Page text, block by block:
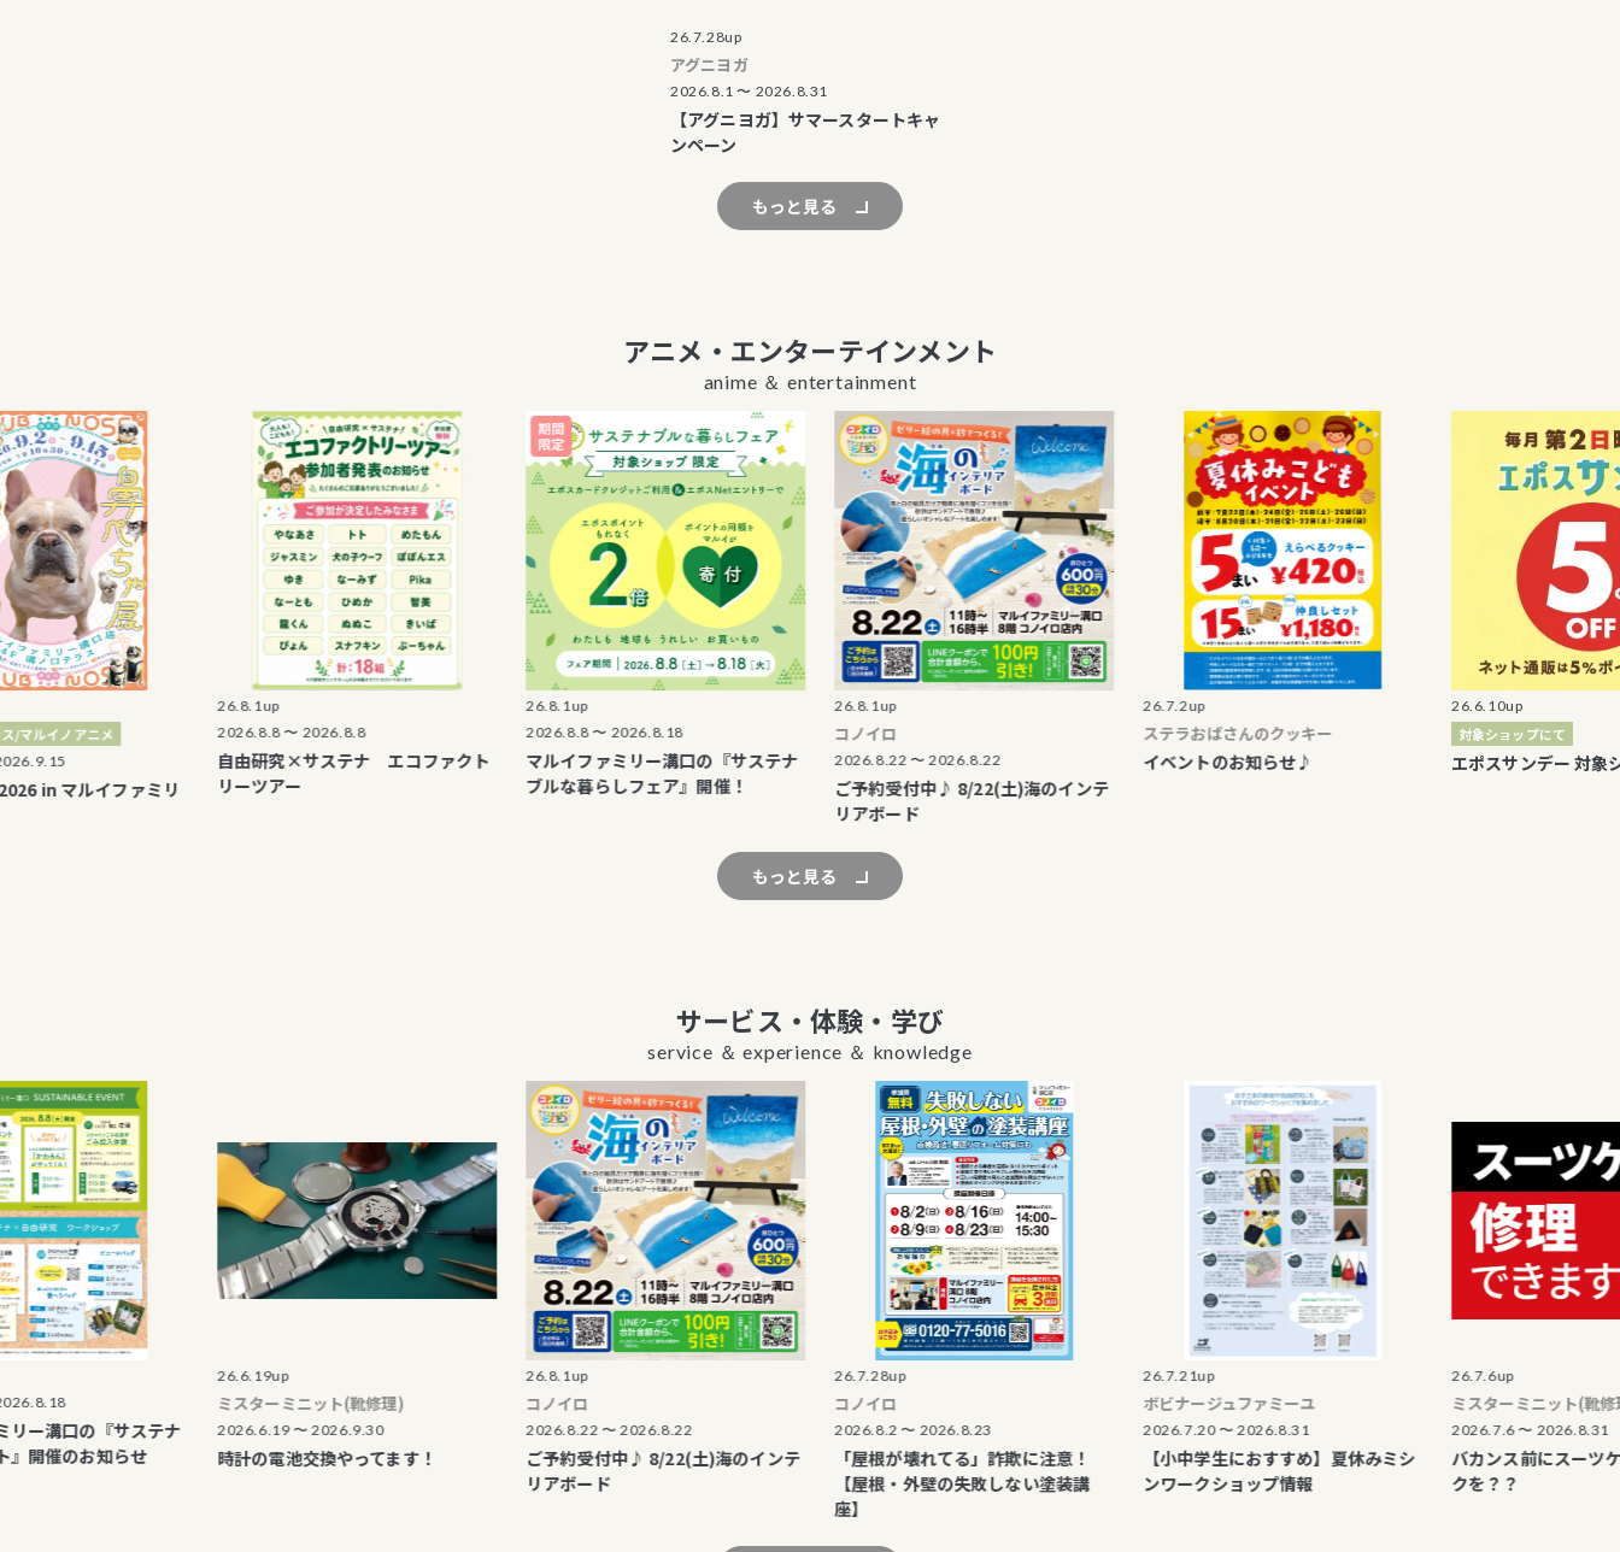
26.7.28up
アグニヨガ
2026.8.1 〜 2026.8.31
【アグニヨガ】サマースタートキャ
ンペーン
もっと見る
アニメ・エンターテインメント
anime ＆ entertainment
アニメ
ルイファミリ
2026.8.8 〜 2026.8.8
自由研究×サステナ エコファクト
リーツアー
2026.8.8 〜 2026.8.18
マルイファミリー溝口の『サステナ
ブルな暮らしフェア』開催！
2026.8.22 〜 2026.8.22
ご予約受付中♪ 8/22(土)海のインテ
リアボード
ステラおばさんのクッキー
イベントのお知らせ♪
26.6.10up
対象ショップにて
エポスサンデー 対象ショップ
もっと見る
サービス・体験・学び
service ＆ experience ＆ knowledge
の『サステナ
お知らせ
26.6.19up
ミスターミニット(靴修理)
2026.6.19 〜 2026.9.30
時計の電池交換やってます！
2026.8.22 〜 2026.8.22
ご予約受付中♪ 8/22(土)海のインテ
リアボード
26.7.28up
2026.8.2 〜 2026.8.23
「屋根が壊れてる」詐欺に注意！
【屋根・外壁の失敗しない塗装講
26.7.21up
ボビナージュファミーユ
2026.7.20 〜 2026.8.31
【小中学生におすすめ】夏休みミシ
ンワークショップ情報
ミスターミニット(靴修理)
2026.7.6 〜 2026.8.31
バカンス前にスーツケースの
クを？？